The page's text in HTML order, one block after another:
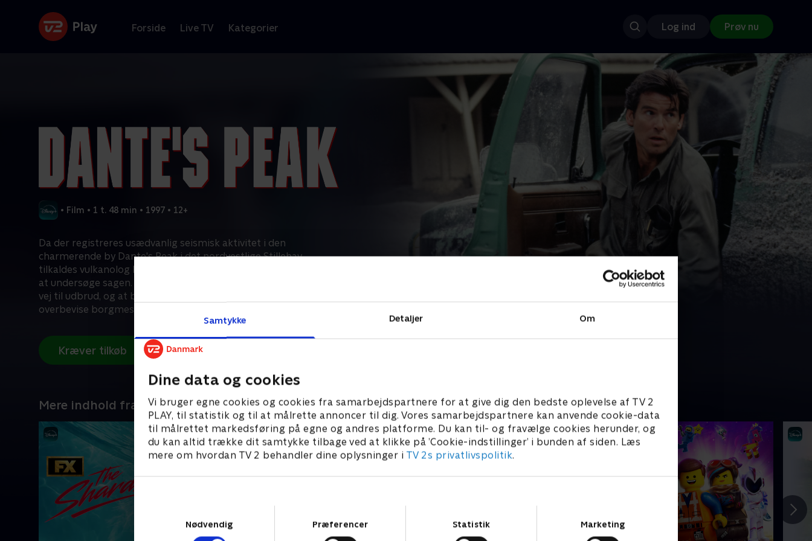
Samtykke Detaljer Om
Dine data og cookies
Vi bruger egne cookies og cookies fra samarbejdspartnere for at give dig den bedste oplevelse af TV 2
PLAY, til statistik og til at målrette annoncer til dig. Vores samarbejdspartnere kan anvende cookie-data
til målrettet markedsføring på egne og andres platforme. Du kan til- og fravælge cookies herunder, og
du kan altid trække dit samtykke tilbage ved at klikke på ’Cookie-indstillinger’ i bunden af siden. Læs
mere om hvordan TV 2 behandler dine oplysninger i TV 2s privatlivspolitik.
Nødvendig
Præferencer Statistik Marketing
Forside Live TV Kategorier Log ind Prøv nu
• Film • 1 t. 48 min • 1997 • 12+
Da der registreres usædvanlig seismisk aktivitet i den
charmerende by Dante's Peak i det nordvestlige Stillehav,
tilkaldes vulkanolog Harry Dalton fra U.S. Geological Survey for
at undersøge sagen. Sikker på, at en længe sovende vulkan er på
vej til udbrud, og at byens indbyggere er i fare, må han
overbevise borgmester Rachel Wando om at evakuere byen, før
Kræver tilkøb
Mere indhold fra Disney+